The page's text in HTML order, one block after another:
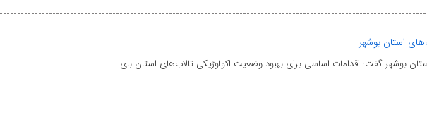
استان بوشهر
بوشهر گفت: اقدامات اساسی برای بهبود وضعیت اکولوژیکی تالاب‌های استان بای